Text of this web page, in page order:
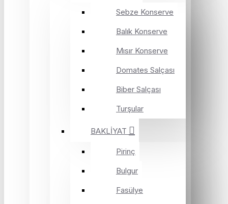
Sebze Konserve
Balık Konserve
Mısır Konserve
Domates Salçası
Biber Salçası
Turşular
BAKLİYAT
Pirinç
Bulgur
Fasülye